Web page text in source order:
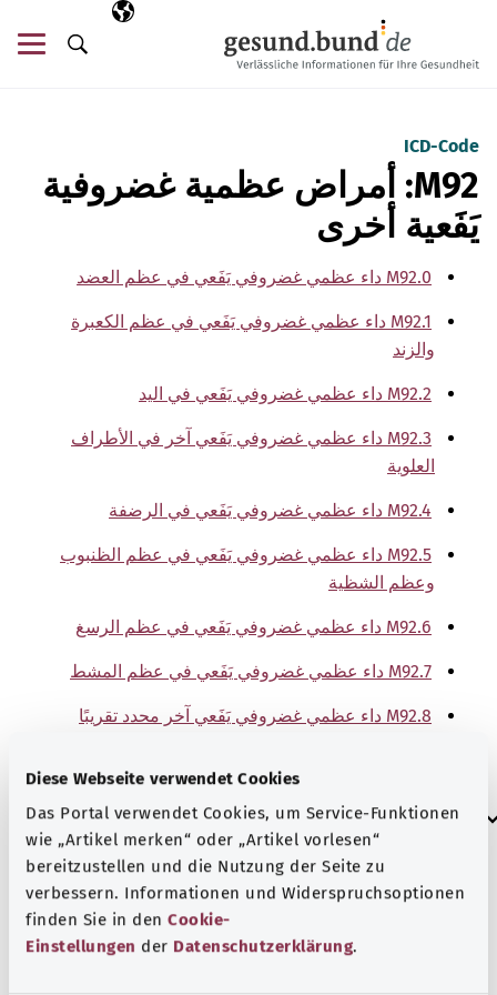
Diese Webseite verwendet Cookies
Das Portal verwendet Cookies, um Service-Funktionen
wie „Artikel merken“ oder „Artikel vorlesen“
bereitzustellen und die Nutzung der Seite zu
verbessern. Informationen und Widerspruchsoptionen
finden Sie in den Cookie-
Einstellungen der Datenschutzerklärung.
اللغة المختارة
AR
البحث
ICD-Code
M92: أمراض عظمية غضروفية
يَفَعية أخرى
M92.0 داء عظمي غضروفي يَفَعي في عظم العضد
M92.1 داء عظمي غضروفي يَفَعي في عظم الكعبرة
والزند
M92.2 داء عظمي غضروفي يَفَعي في اليد
M92.3 داء عظمي غضروفي يَفَعي آخر في الأطراف
العلوية
M92.4 داء عظمي غضروفي يَفَعي في الرضفة
M92.5 داء عظمي غضروفي يَفَعي في عظم الظنبوب
وعظم الشظية
M92.6 داء عظمي غضروفي يَفَعي في عظم الرسغ
M92.7 داء عظمي غضروفي يَفَعي في عظم المشط
M92.8 داء عظمي غضروفي يَفَعي آخر محدد تقريبًا
إرشاد
The explanations of ICD and OPS codes are provided by